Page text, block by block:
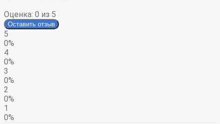
Оценка: 0 из 5
Оставить отзыв
5
0%
4
0%
3
0%
2
0%
1
0%